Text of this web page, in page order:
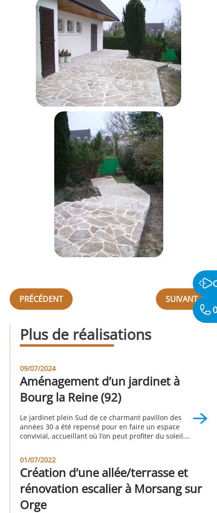
PRÉCÉDENT SUIVANT
Plus de réalisations
09/07/2024
Aménagement d’un jardinet à
Bourg la Reine (92)
Le jardinet plein Sud de ce charmant pavillon des
années 30 a été repensé pour en faire un espace
convivial, accueillant où l’on peut profiter du soleil.
usées” et “eaux pluviales” en conformité. À Bourg la
[…]
01/07/2022
Création d’une allée/terrasse et
rénovation escalier à Morsang sur
Orge